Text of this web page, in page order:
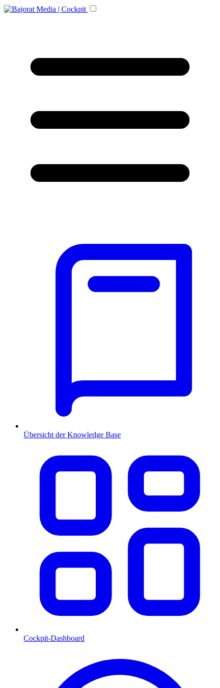
Übersicht der Knowledge Base
Cockpit-Dashboard